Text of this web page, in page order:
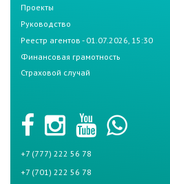
Проекты
Руководство
Реестр агентов - 01.07.2026, 15:30
Финансовая грамотность
Страховой случай
+7 (777) 222 56 78
+7 (701) 222 56 78